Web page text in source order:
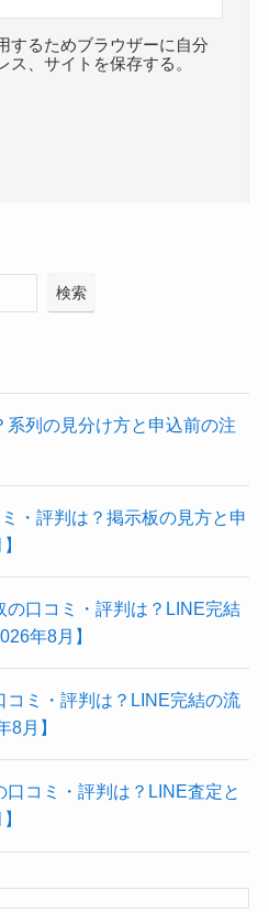
するためブラウザーに自分
ス、サイトを保存する。
検索
列の見分け方と申込前の注
・評判は？掲示板の見方と申
の口コミ・評判は？LINE完結
年8月】
コミ・評判は？LINE完結の流
8月】
コミ・評判は？LINE査定と